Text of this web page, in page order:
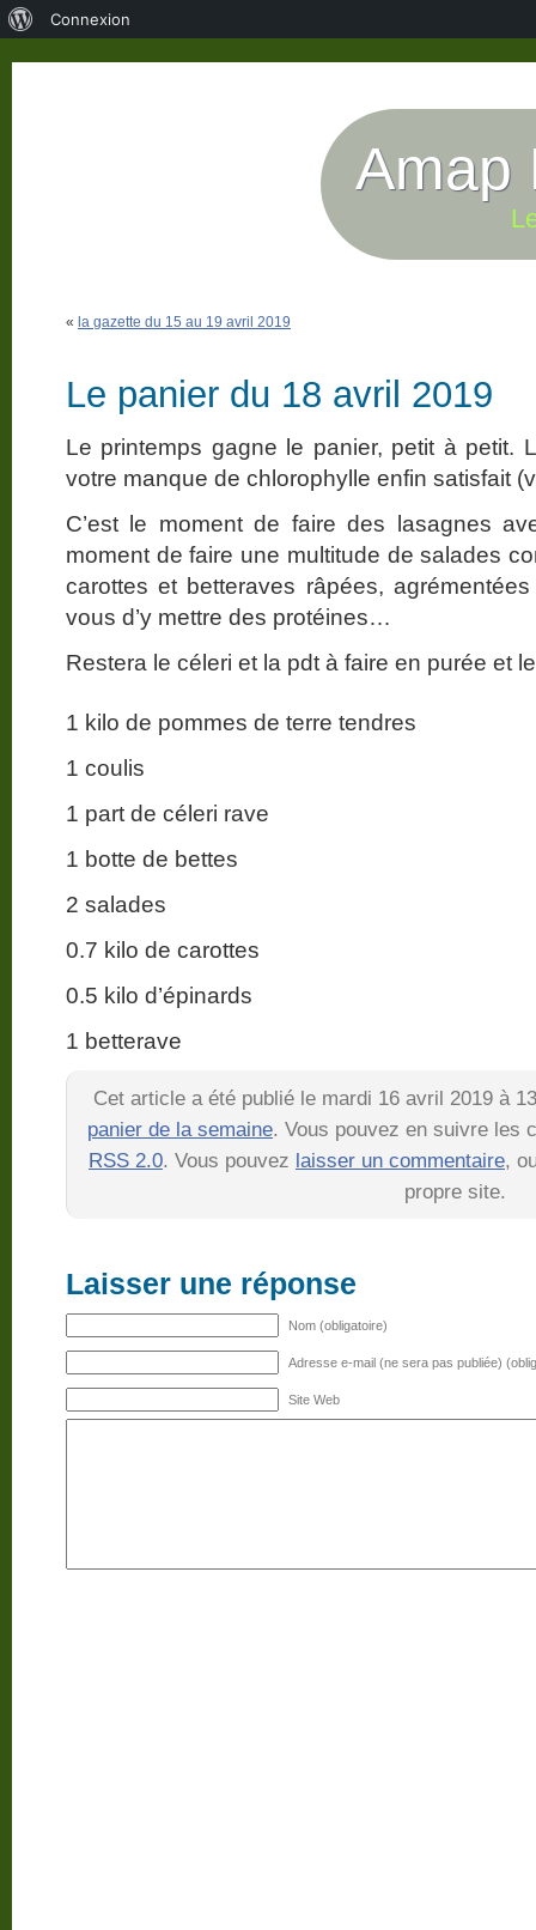
Amap
« la gazette du 15 au 19 avril 2019
Le panier du 18 avril 2019
Le printemps gagne le panier, petit à petit.
votre manque de chlorophylle enfin satisfait
C’est le moment de faire des lasagnes
moment de faire une multitude de salades
carottes et betteraves râpées,
vous d’y mettre des protéines…
Restera le céleri et la pdt à faire en purée et
1 kilo de pommes de terre tendres
1 coulis
1 part de céleri rave
1 botte de bettes
2 salades
0.7 kilo de carottes
0.5 kilo d’épinards
1 betterave
Cet article a été publié le mardi 16 avril 2019 à
panier de la semaine. Vous pouvez en suivre les
RSS 2.0. Vous pouvez laisser un commentaire,
propre site.
Laisser une réponse
Nom (obligatoire)
Adresse e-mail (ne sera pas publiée)
Site Web
Connexion